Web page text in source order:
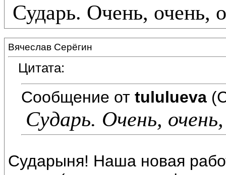
Сударь. Очень, очень,
Вячеслав Серёгин
Цитата:
Сообщение от tululueva
Сударь. Очень,
Сударыня! Наша новая